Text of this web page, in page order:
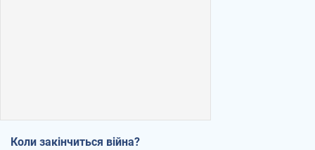
Коли закінчиться війна?